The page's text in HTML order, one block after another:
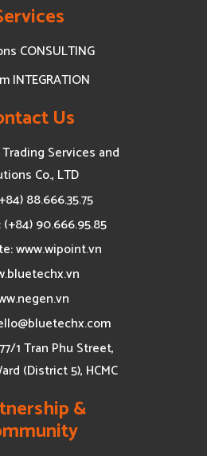
CONSULTING
INTEGRATION
Us
Services and
Co., LTD
88.666.35.75
90.666.95.85
www.wipoint.vn
1 Tran Phu Street,
(District 5), HCMC
&